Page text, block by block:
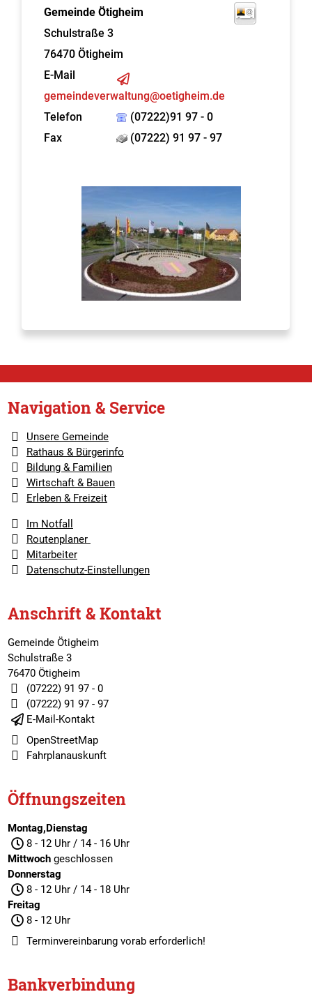
Gemeinde Ötigheim
Schulstraße 3
76470 Ötigheim
E-Mail
gemeindeverwaltung@oetigheim.de
Telefon
(07222)91 97 - 0
Fax
(07222) 91 97 - 97
Navigation & Service
Unsere Gemeinde
Rathaus & Bürgerinfo
Bildung & Familien
Wirtschaft & Bauen
Erleben & Freizeit
Im Notfall
Routenplaner
Mitarbeiter
Datenschutz-Einstellungen
Anschrift & Kontakt
Gemeinde Ötigheim
Schulstraße 3
76470 Ötigheim
(07222) 91 97 - 0
(07222) 91 97 - 97
E-Mail-Kontakt
OpenStreetMap
Fahrplanauskunft
Öffnungszeiten
Montag,Dienstag
8 - 12 Uhr / 14 - 16 Uhr
Mittwochgeschlossen
Donnerstag
8 - 12 Uhr / 14 - 18 Uhr
Freitag
8 - 12 Uhr
Terminvereinbarungvorab erforderlich!
Bankverbindung